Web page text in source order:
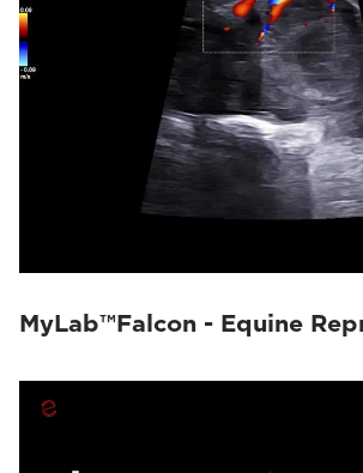
MyLab™Falcon - Equine